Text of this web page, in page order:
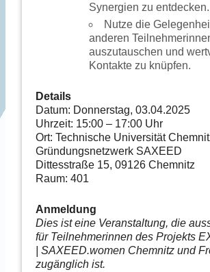
Synergien zu entdecken.
Nutze die
anderen
auszutauschen und
Kontakte zu knüpfen.
Details
Datum: Donnerstag, 03.04.2025
Uhrzeit: 15:00 – 17:00 Uhr
Ort: Technische Universität
Gründungsnetzwerk SAXEED
Dittesstraße 15, 09126 Chemnitz
Raum: 401
Anmeldung
Dies ist eine Veranstaltung, die
für Teilnehmerinnen des Projekts
| SAXEED.women Chemnitz und
zugänglich ist.